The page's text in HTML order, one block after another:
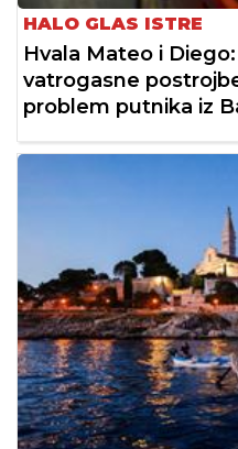
HALO GLAS ISTRE
Hvala Mateo i
vatrogasne
problem putnika iz